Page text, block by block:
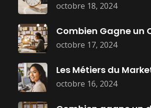
octobre 18, 2024
octobre 17, 2024
octobre 16, 2024